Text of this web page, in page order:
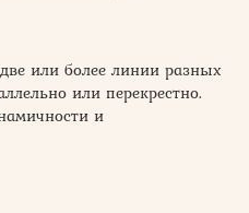
или более линии разных
или перекрестно.
и